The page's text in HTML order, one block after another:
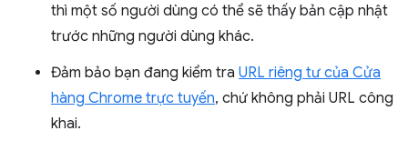
thì một số người dùng có thể sẽ thấy bản cập nhật
trước những người dùng khác.
Đảm bảo bạn đang kiểm tra URL riêng tư của Cửa
hàng Chrome trực tuyến, chứ không phải URL công
khai.